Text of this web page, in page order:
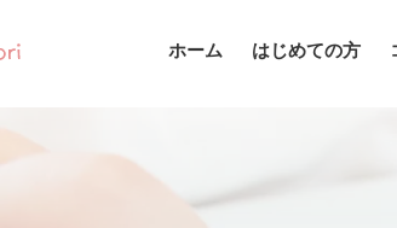
ホーム はじめての方